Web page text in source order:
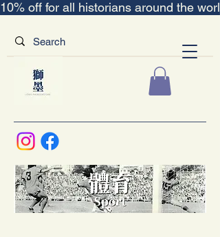
10% off for all historians around the